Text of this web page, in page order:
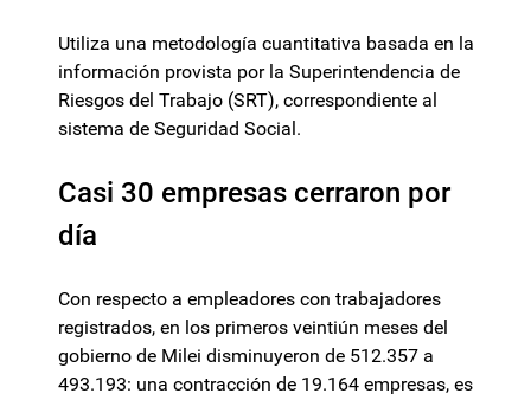
Utiliza una metodología cuantitativa basada en la
información provista por la Superintendencia de
Riesgos del Trabajo (SRT), correspondiente al
sistema de Seguridad Social.
Casi 30 empresas cerraron por
día
Con respecto a empleadores con trabajadores
registrados, en los primeros veintiún meses del
gobierno de Milei disminuyeron de 512.357 a
493.193: una contracción de 19.164 empresas, es